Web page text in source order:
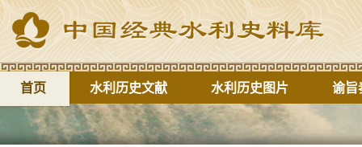
首页 水利历史文献 水利历史图片 谕旨